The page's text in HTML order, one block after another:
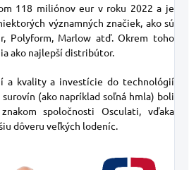
118 miliónov eur v roku 2022 a je
významných značiek, ako sú
Polyform, Marlow atď. Okrem toho
ako najlepší distribútor.
a kvality a investície do technológií
(ako napríklad soľná hmla) boli
spoločnosti Osculati, vďaka
dôveru veľkých lodeníc.